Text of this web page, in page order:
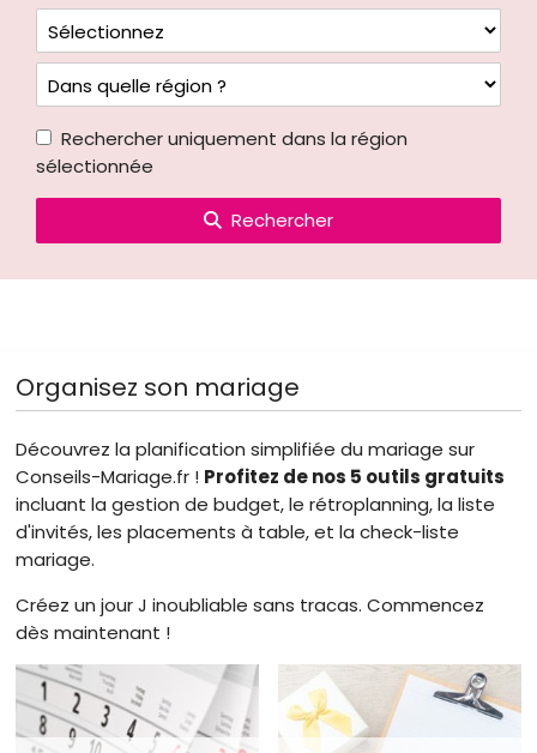
Rechercher uniquement dans la région
sélectionnée
Rechercher
Organisez son mariage
Découvrez la planification simplifiée du mariage sur
Conseils-Mariage.fr ! Profitez de nos 5 outils gratuits
incluant la gestion de budget, le rétroplanning, la liste
d'invités, les placements à table, et la check-liste
mariage.
Créez un jour J inoubliable sans tracas. Commencez
dès maintenant !